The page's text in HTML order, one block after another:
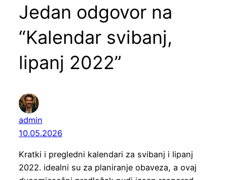
Jedan odgovor na
“Kalendar svibanj,
lipanj 2022”
admin
10.05.2026
Kratki i pregledni kalendari za svibanj i lipanj
2022. idealni su za planiranje obaveza, a ovaj